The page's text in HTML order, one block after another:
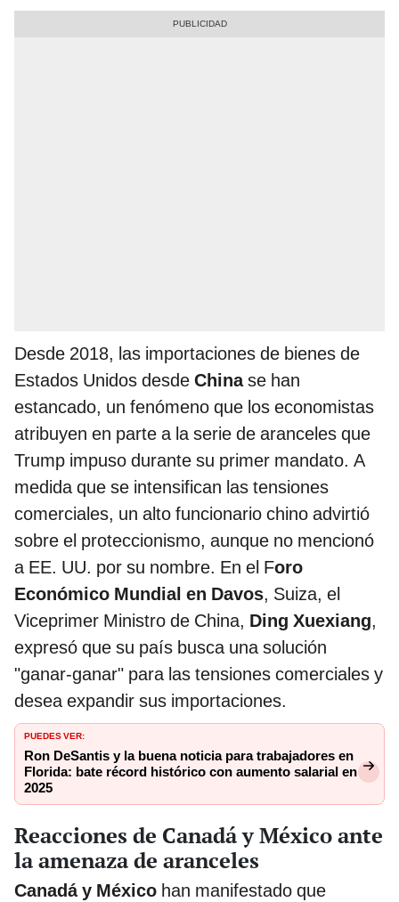
Desde 2018, las importaciones de bienes de
Estados Unidos desde Chinase han
estancado, un fenómeno que los economistas
atribuyen en parte a la serie de aranceles que
Trump impuso durante su primer mandato. A
medida que se intensifican las tensiones
comerciales, un alto funcionario chino advirtió
sobre el proteccionismo, aunque no mencionó
a EE. UU. por su nombre. En el Foro
Económico Mundial en Davos, Suiza, el
Viceprimer Ministro de China, Ding Xuexiang,
expresó que su país busca una solución
"ganar-ganar" para las tensiones comerciales y
desea expandir sus importaciones.
PUEDES VER:
Ron DeSantis y la buena noticia para trabajadores en
Florida: bate récord histórico con aumento salarial en
2025
Reacciones de Canadá y México ante
la amenaza de aranceles
Canadá y México han manifestado que